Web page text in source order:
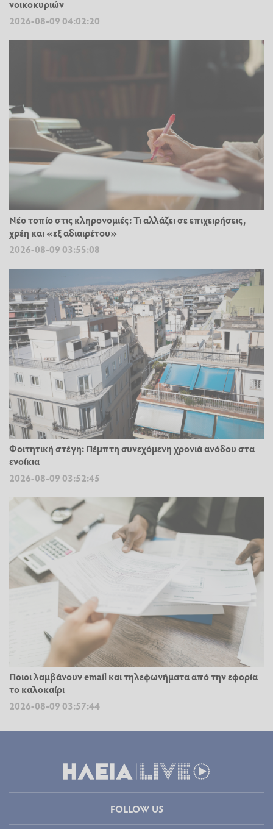
νοικοκυριών
2026-08-09 04:02:20
Νέο τοπίο στις κληρονομιές: Τι αλλάζει σε επιχειρήσεις,
χρέη και «εξ αδιαιρέτου»
2026-08-09 03:55:08
Φοιτητική στέγη: Πέμπτη συνεχόμενη χρονιά ανόδου στα
ενοίκια
2026-08-09 03:52:45
Ποιοι λαμβάνουν email και τηλεφωνήματα από την εφορία
το καλοκαίρι
2026-08-09 03:57:44
FOLLOW US